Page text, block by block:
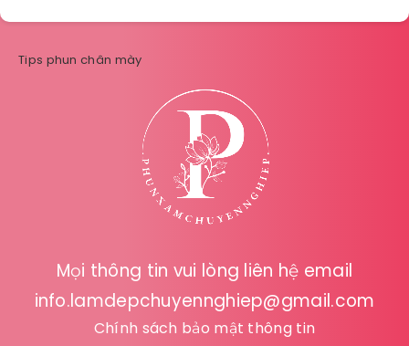
Tips phun chân mày
Mọi thông tin vui lòng liên hệ email
info.lamdepchuyennghiep@gmail.com
Chính sách bảo mật thông tin